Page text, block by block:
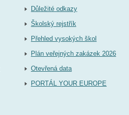
Důležité odkazy
Školský rejstřík
Přehled vysokých škol
Plán veřejných zakázek 2026
Otevřená data
PORTÁL YOUR EUROPE